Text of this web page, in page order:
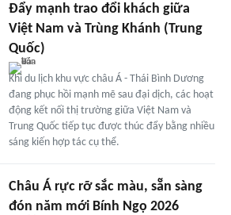
Đẩy mạnh trao đổi khách giữa
Việt Nam và Trùng Khánh (Trung
Quốc)
Khi du lịch khu vực châu Á - Thái Bình Dương
đang phục hồi mạnh mẽ sau đại dịch, các hoạt
động kết nối thị trường giữa Việt Nam và
Trung Quốc tiếp tục được thúc đẩy bằng nhiều
sáng kiến hợp tác cụ thể.
Châu Á rực rỡ sắc màu, sẵn sàng
đón năm mới Bính Ngọ 2026